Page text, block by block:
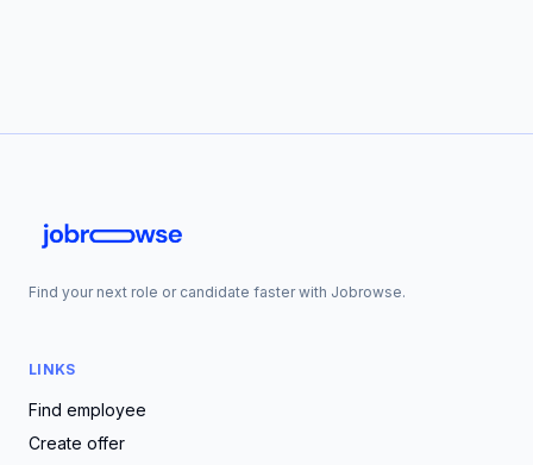
Find your next role or candidate faster with Jobrowse.
LINKS
Find employee
Create offer